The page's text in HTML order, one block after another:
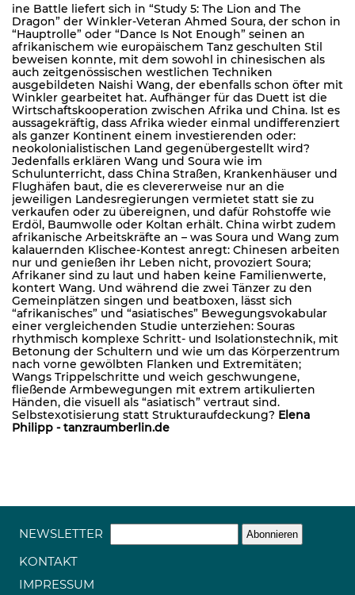
ine Battle liefert sich in “Study 5: The Lion and The
Dragon” der Winkler-Veteran Ahmed Soura, der schon in
“Hauptrolle” oder “Dance Is Not Enough” seinen an
afrikanischem wie europäischem Tanz geschulten Stil
beweisen konnte, mit dem sowohl in chinesischen als
auch zeitgenössischen westlichen Techniken
ausgebildeten Naishi Wang, der ebenfalls schon öfter mit
Winkler gearbeitet hat. Aufhänger für das Duett ist die
Wirtschaftskooperation zwischen Afrika und China. Ist es
aussagekräftig, dass Afrika wieder einmal undifferenziert
als ganzer Kontinent einem investierenden oder:
neokolonialistischen Land gegenübergestellt wird?
Jedenfalls erklären Wang und Soura wie im
Schulunterricht, dass China Straßen, Krankenhäuser und
Flughäfen baut, die es clevererweise nur an die
jeweiligen Landesregierungen vermietet statt sie zu
verkaufen oder zu übereignen, und dafür Rohstoffe wie
Erdöl, Baumwolle oder Koltan erhält. China wirbt zudem
afrikanische Arbeitskräfte an – was Soura und Wang zum
kalauernden Klischee-Kontest anregt: Chinesen arbeiten
nur und genießen ihr Leben nicht, provoziert Soura;
Afrikaner sind zu laut und haben keine Familienwerte,
kontert Wang. Und während die zwei Tänzer zu den
Gemeinplätzen singen und beatboxen, lässt sich
“afrikanisches” und “asiatisches” Bewegungsvokabular
einer vergleichenden Studie unterziehen: Souras
rhythmisch komplexe Schritt- und Isolationstechnik, mit
Betonung der Schultern und wie um das Körperzentrum
nach vorne gewölbten Flanken und Extremitäten;
Wangs Trippelschritte und weich geschwungene,
fließende Armbewegungen mit extrem artikulierten
Händen, die visuell als “asiatisch” vertraut sind.
Selbstexotisierung statt Strukturaufdeckung? Elena
Philipp - tanzraumberlin.de
NEWSLETTER
KONTAKT
IMPRESSUM